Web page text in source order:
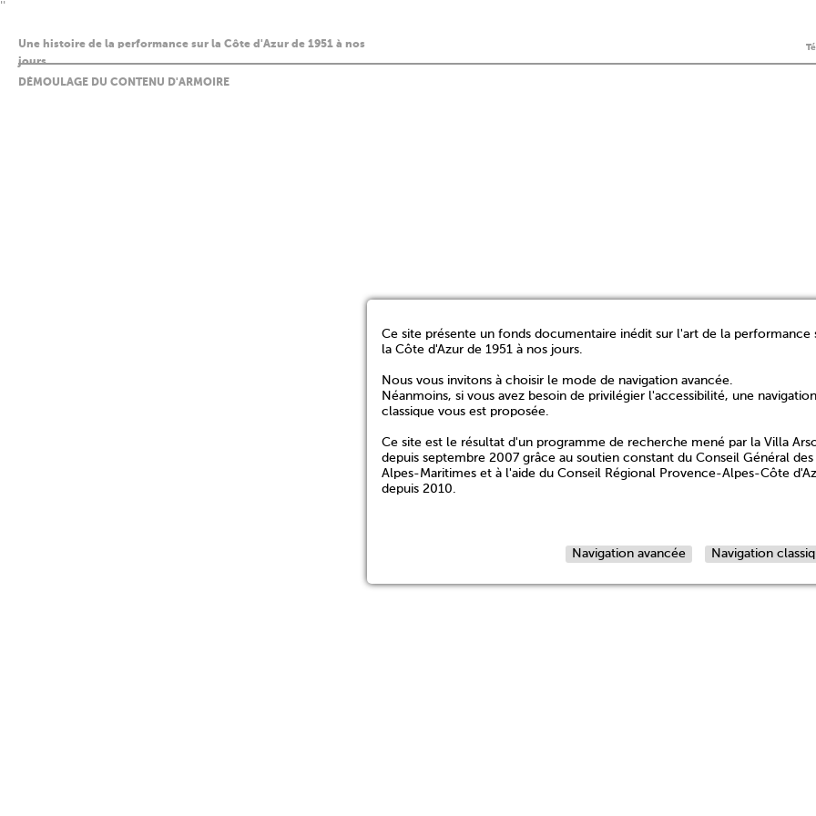
''
Une histoire de la performance sur la Côte d'Azur de 1951 à nos
jours
DÉMOULAGE DU CONTENU D'ARMOIRE
Ce site présente un fonds documentaire inédit sur l'art de la performance
la Côte d'Azur de 1951 à nos jours.
Nous vous invitons à choisir le mode de navigation avancée.
Néanmoins, si vous avez besoin de privilégier l'accessibilité, une navigation
classique vous est proposée.
Ce site est le résultat d'un programme de recherche mené par la Villa
depuis septembre 2007 grâce au soutien constant du Conseil Général des
Alpes-Maritimes et à l'aide du Conseil Régional Provence-Alpes-Côte
depuis 2010.
Navigation avancée Navigation